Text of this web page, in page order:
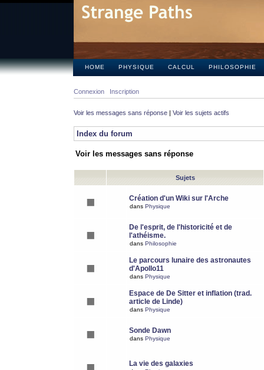
HOME PHYSIQUE CALCUL PHILOSOPHIE
Connexion Inscription
Voir les messages sans réponse | Voir les sujets actifs
Index du forum
Voir les messages sans réponse
Sujets
Création d'un Wiki sur l'Arche
dans Physique
De l'esprit, de l'historicité et de
l'athéisme.
dans Philosophie
Le parcours lunaire des astronautes
d'Apollo11
dans Physique
Espace de De Sitter et inflation (trad.
article de Linde)
dans Physique
Sonde Dawn
dans Physique
La vie des galaxies